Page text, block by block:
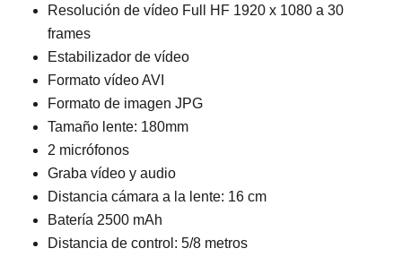
Resolución de vídeo Full HF 1920 x 1080 a 30
frames
Estabilizador de vídeo
Formato vídeo AVI
Formato de imagen JPG
Tamaño lente: 180mm
2 micrófonos
Graba vídeo y audio
Distancia cámara a la lente: 16 cm
Batería 2500 mAh
Distancia de control: 5/8 metros